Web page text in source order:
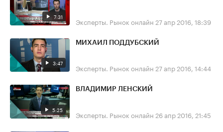
7:31 Эксперты. Рынок онлайн 27 апр 2016, 18:39
3:47
МИХАИЛ ПОДДУБСКИЙ
Эксперты. Рынок онлайн 27 апр 2016, 14:44
5:25
ВЛАДИМИР ЛЕНСКИЙ
Эксперты. Рынок онлайн 26 апр 2016, 21:45